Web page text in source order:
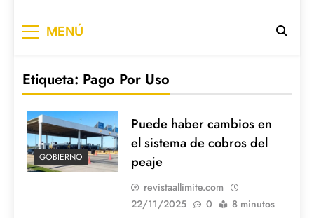
publicamos todo el contenido e informacion
MENÚ
Etiqueta: Pago Por Uso
GOBIERNO
Puede haber cambios en
el sistema de cobros del
peaje
revistaallimite.com
22/11/2025
0 8 minutos